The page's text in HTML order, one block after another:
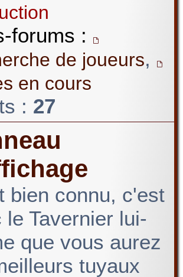
forums :
de joueurs,
en cours
: 27
bien connu, c'est
le Tavernier lui-
que vous aurez
tuyaux